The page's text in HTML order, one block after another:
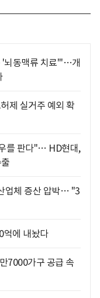
'뇌동맥류 치료'"…개
제 실거주 예외 확
를 판다"… HD현대,
업체 증산 압박… "3
억에 내놨다
7000가구 공급 속